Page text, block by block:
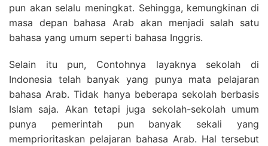
pun akan selalu meningkat. Sehingga, kemungkinan di
masa depan bahasa Arab akan menjadi salah satu
bahasa yang umum seperti bahasa Inggris.
Selain itu pun, Contohnya layaknya sekolah di
Indonesia telah banyak yang punya mata pelajaran
bahasa Arab. Tidak hanya beberapa sekolah berbasis
Islam saja. Akan tetapi juga sekolah-sekolah umum
punya pemerintah pun banyak sekali yang
memprioritaskan pelajaran bahasa Arab. Hal tersebut